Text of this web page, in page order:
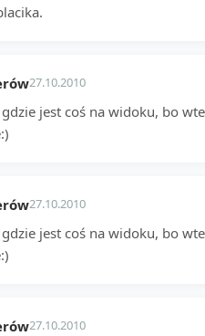
27.10.2010
jest coś na widoku, bo
27.10.2010
jest coś na widoku, bo
27.10.2010